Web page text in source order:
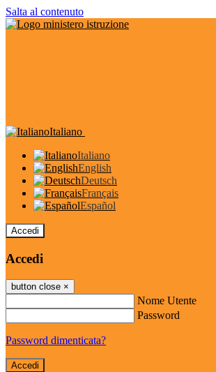
Salta al contenuto
Italiano
Italiano
English
Deutsch
Français
Español
Accedi
Accedi
button close ×
Nome Utente
Password
Password dimenticata?